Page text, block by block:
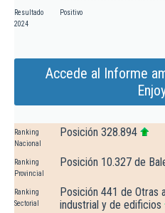
Resultado
2024
Positivo
Accede al Informe
Ranking
Nacional
Posición 328.894
Ranking
Provincial
Posición 10.327 de
Ranking
Sectorial
Posición 441 de Otras
industrial y de edificios